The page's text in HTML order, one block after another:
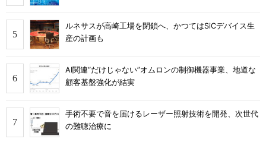
ルネサスが高崎工場を閉鎖へ、かつてはSiCデバイス生
産の計画も
AI関連“だけじゃない”オムロンの制御機器事業、地道な
顧客基盤強化が結実
手術不要で音を届けるレーザー照射技術を開発、次世代
の難聴治療に